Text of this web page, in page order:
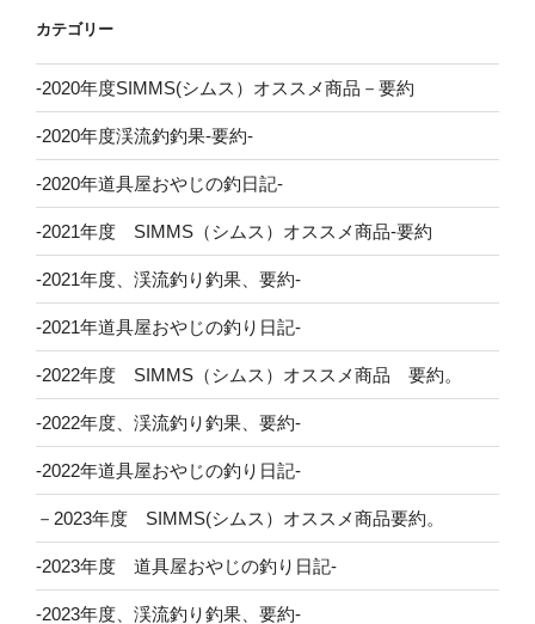
カテゴリー
-2020年度SIMMS(シムス）オススメ商品－要約
-2020年度渓流釣釣果-要約-
-2020年道具屋おやじの釣日記-
-2021年度 SIMMS（シムス）オススメ商品-要約
-2021年度、渓流釣り釣果、要約-
-2021年道具屋おやじの釣り日記-
-2022年度 SIMMS（シムス）オススメ商品 要約。
-2022年度、渓流釣り釣果、要約-
-2022年道具屋おやじの釣り日記-
－2023年度 SIMMS(シムス）オススメ商品要約。
-2023年度 道具屋おやじの釣り日記-
-2023年度、渓流釣り釣果、要約-